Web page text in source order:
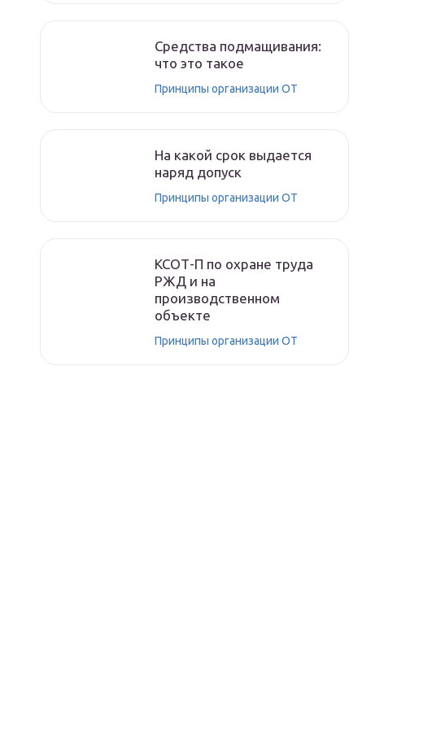
Средства подмащивания:
что это такое
Принципы организации ОТ
На какой срок выдается
наряд допуск
Принципы организации ОТ
КСОТ-П по охране труда
РЖД и на
производственном
объекте
Принципы организации ОТ